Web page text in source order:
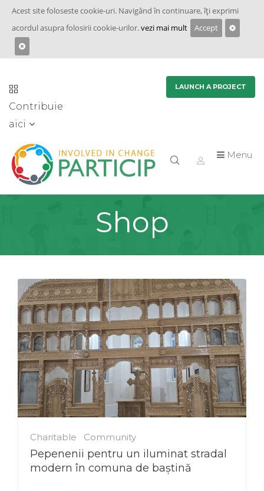
Acest site foloseste cookie-uri. Navigând în continuare, îţi exprimi
acordul asupra folosirii cookie-urilor.vezi mai mult Accept
Contribuie
aici
LAUNCH A PROJECT
Menu
Shop
Charitable Community
Pepenenii pentru un iluminat stradal
modern în comuna de baștină